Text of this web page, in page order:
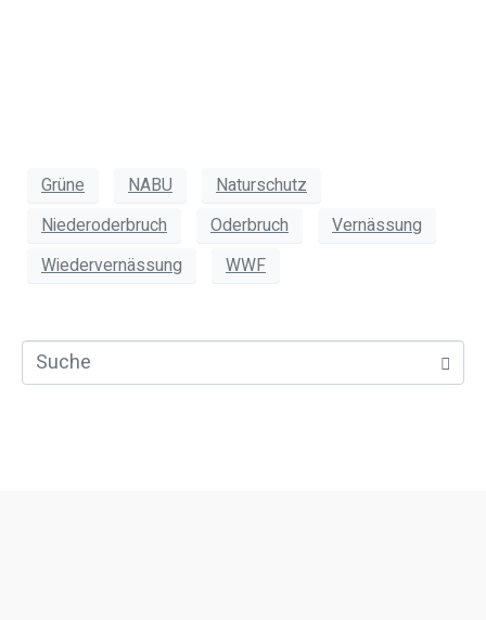
Grüne NABU
Naturschutz
Niederoderbruch
Oderbruch
Vernässung
Wiedervernässung
WWF